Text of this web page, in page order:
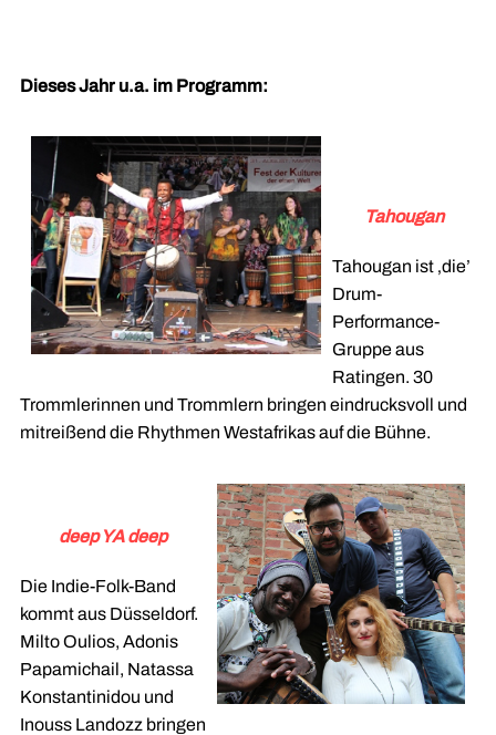
Dieses Jahr u.a. im Programm:
Tahougan
Tahougan ist ‚die’
Drum-
Performance-
Gruppe aus
Ratingen. 30
Trommlerinnen und Trommlern bringen eindrucksvoll und
mitreißend die Rhythmen Westafrikas auf die Bühne.
deep YA deep
Die Indie-Folk-Band
kommt aus Düsseldorf.
Milto Oulios, Adonis
Papamichail, Natassa
Konstantinidou und
Inouss Landozz bringen